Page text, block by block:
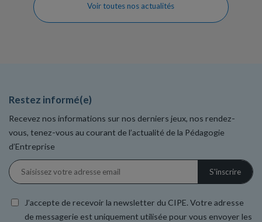
Voir toutes nos actualités
Restez informé(e)
Recevez nos informations sur nos derniers jeux, nos rendez-
vous, tenez-vous au courant de l’actualité de la Pédagogie
d’Entreprise
J’accepte de recevoir la newsletter du CIPE. Votre adresse
de messagerie est uniquement utilisée pour vous envoyer les